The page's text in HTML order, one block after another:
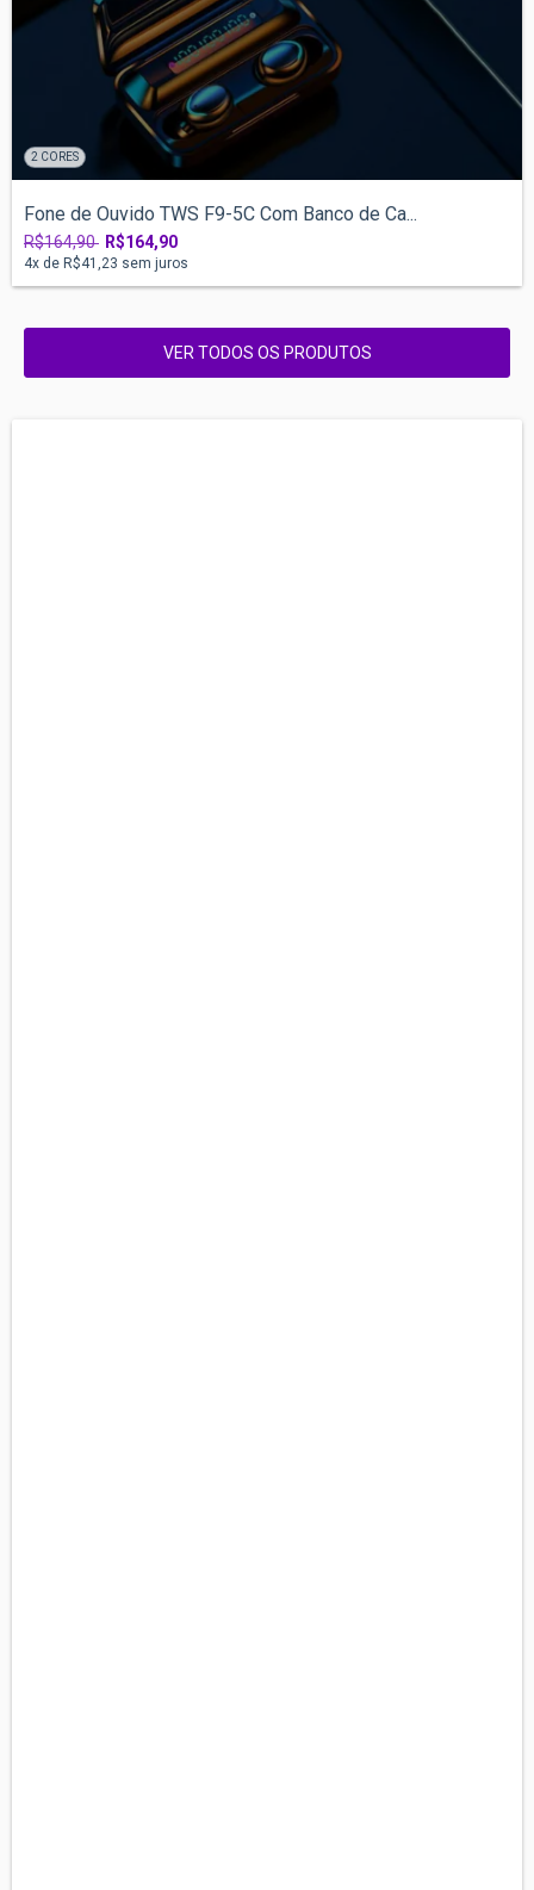
2 CORES
Fone de Ouvido TWS F9-5C Com Banco de Ca...
R$164,90 R$164,90
4x de R$41,23 sem juros
VER TODOS OS PRODUTOS